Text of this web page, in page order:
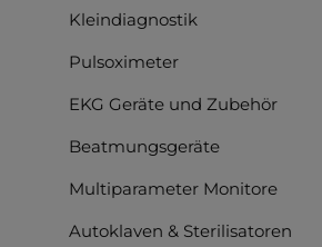
Kleindiagnostik
Pulsoximeter
EKG Geräte und Zubehör
Beatmungsgeräte
Multiparameter Monitore
Autoklaven & Sterilisatoren